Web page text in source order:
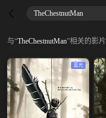
TheChestnutMan
与“TheChestnutMan”相关的影片
蓝光